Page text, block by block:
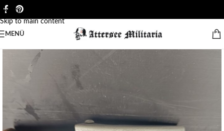
Skip to navigation
Skip to main content
MENÜ